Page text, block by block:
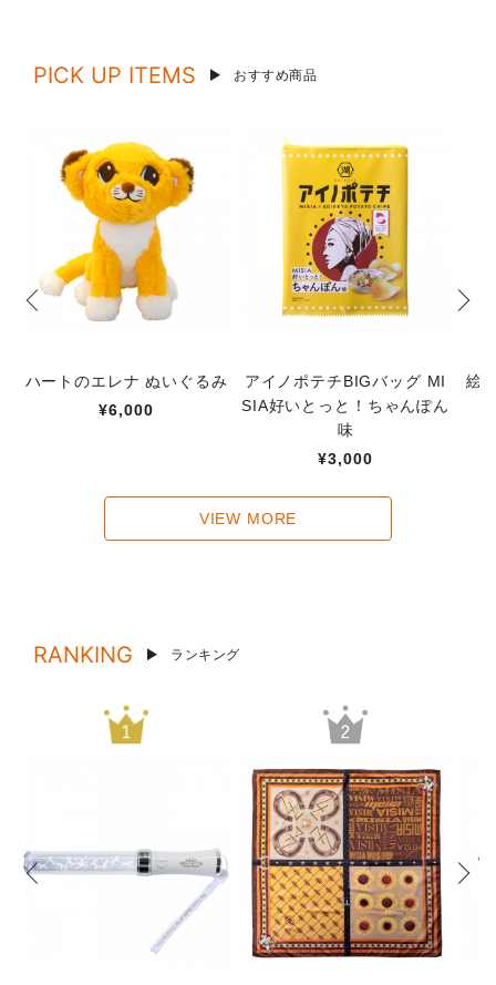
PICK UP ITEMS おすすめ商品
ハートのエレナ ぬいぐるみ
¥6,000
アイノポテチBIGバッグ MI
SIA好いとっと！ちゃんぽん
味
¥3,000
絵
VIEW MORE
RANKING ランキング